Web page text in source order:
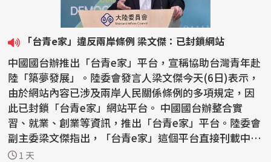
「台青e家」違反兩岸條例 梁文傑：已封鎖網站
中國國台辦推出「台青e家」平台，宣稱協助台灣青年赴
陸「築夢發展」。陸委會發言人梁文傑今天(6日)表示，
由於網站內容已涉及兩岸人民關係條例的多項規定，因
此已封鎖「台青e家」網站平台。 中國國台辦整合實
習、就業、創業等資訊，推出「台青e家」平台。陸委會
副主委梁文傑指出，「台青e家」這個平台直接刊載中國
大陸...
1 天